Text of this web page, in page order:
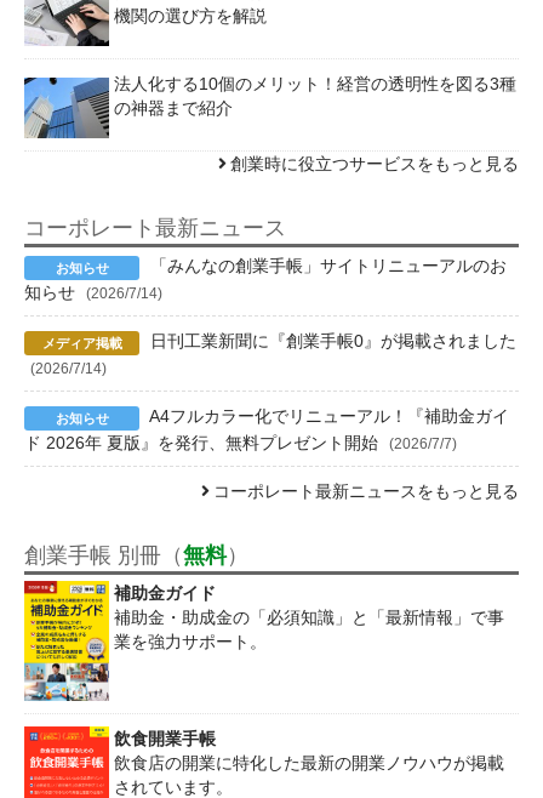
機関の選び方を解説
法人化する10個のメリット！経営の透明性を図る3種
の神器まで紹介
創業時に役立つサービスをもっと見る
コーポレート最新ニュース
「みんなの創業手帳」サイトリニューアルのお
知らせ
(2026/7/14)
日刊工業新聞に『創業手帳0』が掲載されました
(2026/7/14)
A4フルカラー化でリニューアル！『補助金ガイ
ド 2026年 夏版』を発行、無料プレゼント開始
(2026/7/7)
コーポレート最新ニュースをもっと見る
創業手帳 別冊（無料）
補助金ガイド
補助金・助成金の「必須知識」と「最新情報」で事
業を強力サポート。
飲食開業手帳
飲食店の開業に特化した最新の開業ノウハウが掲載
されています。